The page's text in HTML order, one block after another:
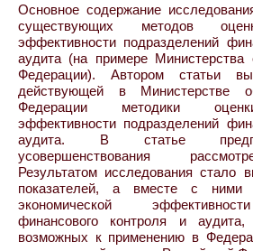
Основное содержание
существующих методов
эффективности подразделений
аудита (на примере Министерства
Федерации). Автором статьи
действующей в Министерстве
Федерации методики
эффективности подразделений
аудита. В статье
усовершенствования
Результатом исследования стало
показателей, а вместе с ними
экономической
финансового контроля и
возможных к применению в